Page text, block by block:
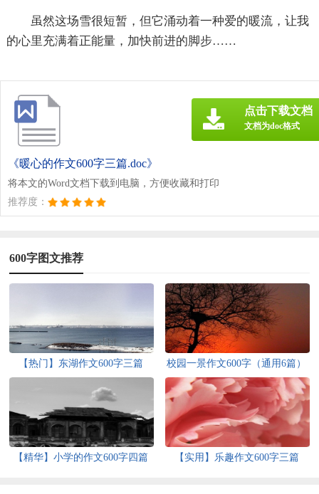
虽然这场雪很短暂，但它涌动着一种爱的暖流，让我
的心里充满着正能量，加快前进的脚步……
《暖心的作文600字三篇.doc》
将本文的Word文档下载到电脑，方便收藏和打印
推荐度：
点击下载文档
文档为doc格式
600字图文推荐
【热门】东湖作文600字三篇 校园一景作文600字（通用6篇）
【精华】小学的作文600字四篇 【实用】乐趣作文600字三篇